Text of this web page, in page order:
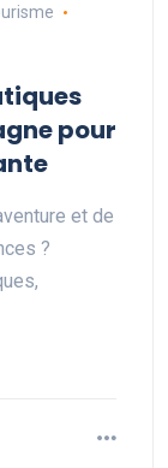
pour
et de
?